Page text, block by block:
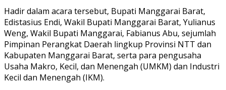
Hadir dalam acara tersebut, Bupati Manggarai Barat,
Edistasius Endi, Wakil Bupati Manggarai Barat, Yulianus
Weng, Wakil Bupati Manggarai, Fabianus Abu, sejumlah
Pimpinan Perangkat Daerah lingkup Provinsi NTT dan
Kabupaten Manggarai Barat, serta para pengusaha
Usaha Makro, Kecil, dan Menengah (UMKM) dan Industri
Kecil dan Menengah (IKM).